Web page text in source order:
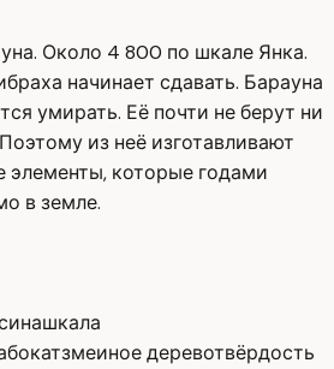
Около 4 800 по шкале Янка.
начинает сдавать. Барауна
умирать. Её почти не берут ни
из неё изготавливают
элементы, которые годами
в земле.
шкала
бокатзмеиное деревотвёрдость